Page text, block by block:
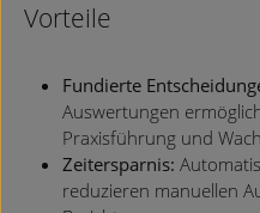
Vorteile
Fundierte
Auswertungen
Praxisführung und
Zeitersparnis:
reduzieren manuellen